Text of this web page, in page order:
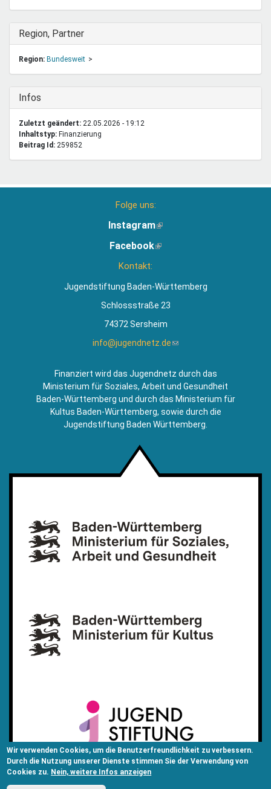
Wir verwenden Cookies, um die Benutzerfreundlichkeit zu verbessern.
Durch die Nutzung unserer Dienste stimmen Sie der Verwendung von
Cookies zu. Nein, weitere Infos anzeigen
Ausblenden
Region, Partner
Region: Bundesweit
Ausblenden
Infos
Zuletzt geändert: 22.05.2026 - 19:12
Inhaltstyp:
finanzierung
Beitrag Id: 259852
Folge uns:
Instagram(Link
extern)
Facebook(Link
Kontakt:
Jugendstiftung Baden-Württemberg
Schlossstraße 23
74372 Sersheim
info@jugendnetz.de(Link
Mail)
Finanziert wird das Jugendnetz durch das
Ministerium für Soziales, Arbeit und Gesundheit
Baden-Württemberg und durch das Ministerium für
Kultus Baden-Württemberg, sowie durch die
Jugendstiftung Baden Württemberg.